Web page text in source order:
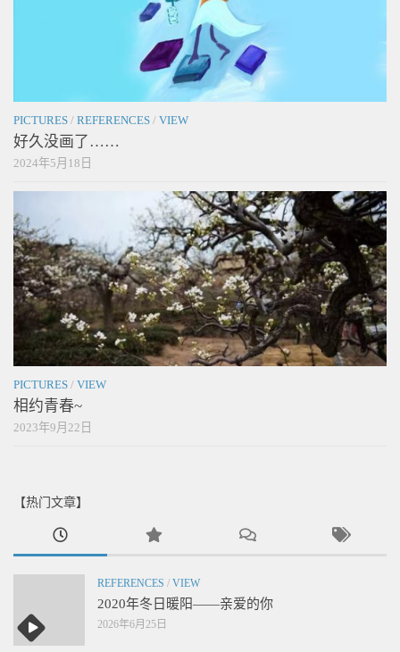
PICTURES / REFERENCES / VIEW
好久没画了……
2024年5月18日
PICTURES / VIEW
相约青春~
2023年9月22日
【热门文章】
REFERENCES / VIEW
2020年冬日暖阳——亲爱的你
2026年6月25日